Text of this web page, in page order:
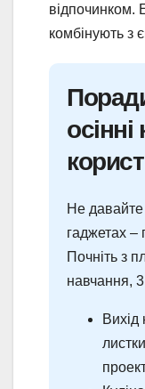
відпочинком.
комбінують з
осінні
Не
гаджетах –
Почніть з
навчання,
Вихід